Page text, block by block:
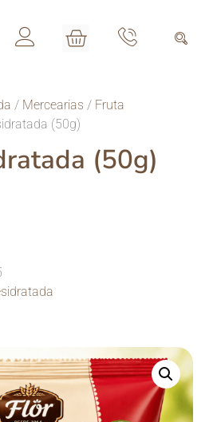
/ Mercearias / Fruta
(50g)
(50g)